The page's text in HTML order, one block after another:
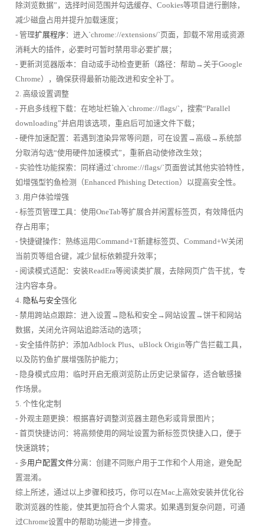
除浏览数据”，选择时间范围并勾选缓存、Cookies等项目进行删除，
减少磁盘占用并提升加载速度；
- 管理扩展程序：进入`chrome://extensions/`页面，卸载不常用或资源
消耗大的插件，必要时可暂时禁用非必要扩展；
- 更新浏览器版本：自动或手动检查更新（路径：帮助→关于Google
Chrome），确保获得最新功能改进和安全补丁。
2. 高级设置调整
- 开启多线程下载：在地址栏输入`chrome://flags/`，搜索“Parallel
downloading”并启用该选项，重启后可加速文件下载；
- 硬件加速配置：若遇到渲染异常等问题，可在设置→高级→系统部
分取消勾选“使用硬件加速模式”，重新启动使修改生效；
- 实验性功能探索：同样通过`chrome://flags/`页面尝试其他实验特性，
如增强型钓鱼检测（Enhanced Phishing Detection）以提高安全性。
3. 用户体验增强
- 标签页管理工具：使用OneTab等扩展合并闲置标签页，有效降低内
存占用率；
- 快捷键操作：熟练运用Command+T新建标签页、Command+W关闭
当前页等组合键，减少鼠标依赖提升效率；
- 阅读模式适配：安装ReadEra等阅读类扩展，去除网页广告干扰，专
注内容本身。
4. 隐私与安全强化
- 禁用跨站点跟踪：进入设置→隐私和安全→网站设置→饼干和网站
数据，关闭允许网站追踪活动的选项；
- 安全插件防护：添加Adblock Plus、uBlock Origin等广告拦截工具，
以及防钓鱼扩展增强防护能力；
- 隐身模式应用：临时开启无痕浏览防止历史记录留存，适合敏感操
作场景。
5. 个性化定制
- 外观主题更换：根据喜好调整浏览器主题色彩或背景图片；
- 首页快捷访问：将高频使用的网址设置为新标签页快捷入口，便于
快速跳转；
- 多用户配置文件分离：创建不同账户用于工作和个人用途，避免配
置混淆。
综上所述，通过以上步骤和技巧，你可以在Mac上高效安装并优化谷
歌浏览器的性能，使其更加符合个人需求。如果遇到复杂问题，可通
过Chrome设置中的帮助功能进一步排查。